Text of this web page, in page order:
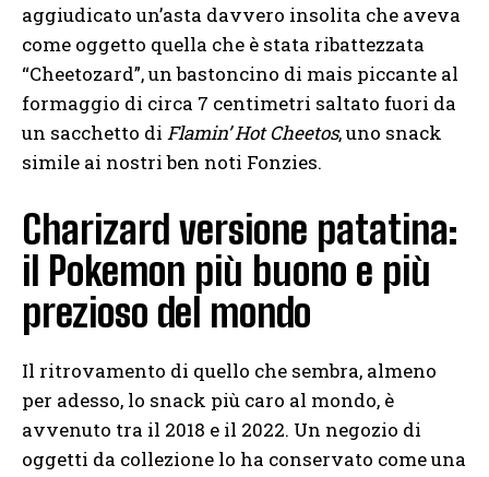
aggiudicato un’asta davvero insolita che aveva
come oggetto quella che è stata ribattezzata
“Cheetozard”, un bastoncino di mais piccante al
formaggio di circa 7 centimetri saltato fuori da
un sacchetto di Flamin’ Hot Cheetos, uno snack
simile ai nostri ben noti Fonzies.
Charizard versione patatina:
il Pokemon più buono e più
prezioso del mondo
Il ritrovamento di quello che sembra, almeno
per adesso, lo snack più caro al mondo, è
avvenuto tra il 2018 e il 2022. Un negozio di
oggetti da collezione lo ha conservato come una